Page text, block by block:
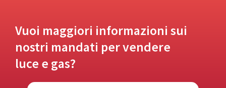
Vuoi maggiori informazioni sui
nostri mandati per vendere
luce e gas?